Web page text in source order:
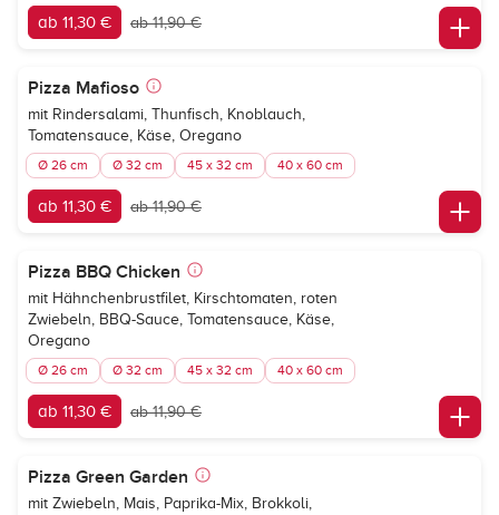
ab 11,30 € ab 11,90 €
Pizza Mafioso
mit Rindersalami, Thunfisch, Knoblauch,
Tomatensauce, Käse, Oregano
Ø 26 cm Ø 32 cm 45 x 32 cm 40 x 60 cm
ab 11,30 € ab 11,90 €
Pizza BBQ Chicken
mit Hähnchenbrustfilet, Kirschtomaten, roten
Zwiebeln, BBQ-Sauce, Tomatensauce, Käse,
Oregano
Ø 26 cm Ø 32 cm 45 x 32 cm 40 x 60 cm
ab 11,30 € ab 11,90 €
Pizza Green Garden
mit Zwiebeln, Mais, Paprika-Mix, Brokkoli,